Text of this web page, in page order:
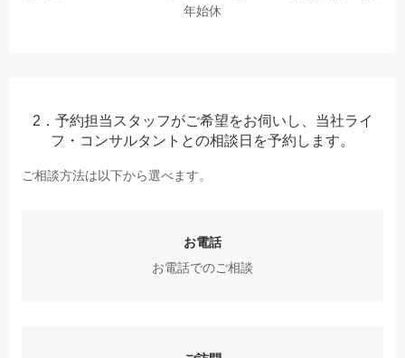
年始休
2．予約担当スタッフがご希望をお伺いし、当社ライ
フ・コンサルタントとの相談日を予約します。
ご相談方法は以下から選べます。
お電話
お電話でのご相談